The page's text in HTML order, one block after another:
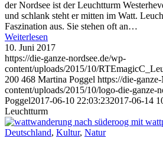
der Nordsee ist der Leuchtturm
und schlank steht er mitten im Watt.
Faszination aus. Sie stehen oft an…
Weiterlesen
10. Juni 2017
https://die-ganze-nordsee.de/wp-
content/uploads/2015/10/
200 468 Martina Poggel https://die-
content/uploads/2015/10/logo-die-ganze-
Poggel2017-06-10 22:03:232017-06-14
Leuchtturm
Deutschland, Kultur, Natur